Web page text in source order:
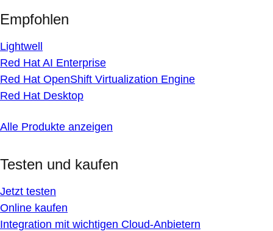
Empfohlen
Lightwell
Red Hat AI Enterprise
Red Hat OpenShift Virtualization Engine
Red Hat Desktop
Alle Produkte anzeigen
Testen und kaufen
Jetzt testen
Online kaufen
Integration mit wichtigen Cloud-Anbietern